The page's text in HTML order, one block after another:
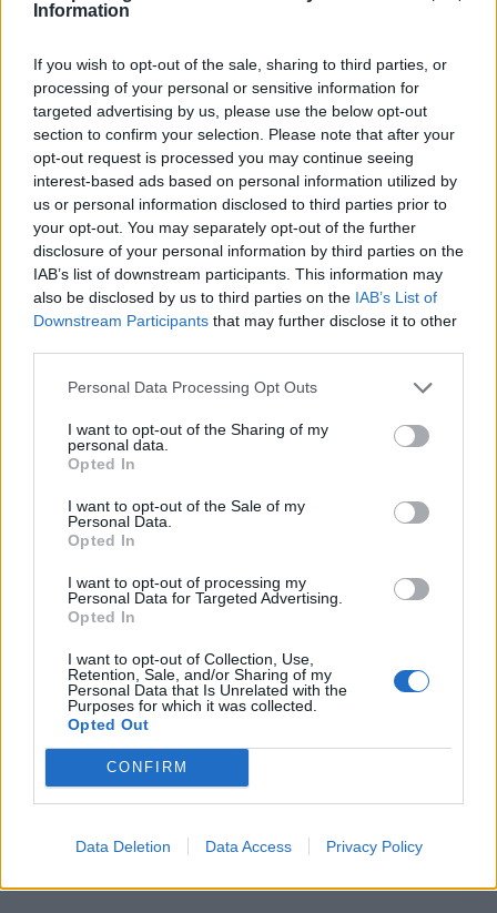
Information
If you wish to opt-out of the sale, sharing to third parties, or
processing of your personal or sensitive information for
targeted advertising by us, please use the below opt-out
section to confirm your selection. Please note that after your
opt-out request is processed you may continue seeing
interest-based ads based on personal information utilized by
us or personal information disclosed to third parties prior to
your opt-out. You may separately opt-out of the further
disclosure of your personal information by third parties on the
IAB’s list of downstream participants. This information may
also be disclosed by us to third parties on the IAB’s List of
Downstream Participants that may further disclose it to other
Personal Data Processing Opt Outs
I want to opt-out of the Sharing of my
personal data.
Opted In
I want to opt-out of the Sale of my
Personal Data.
Opted In
I want to opt-out of processing my
Personal Data for Targeted Advertising.
Opted In
I want to opt-out of Collection, Use,
Retention, Sale, and/or Sharing of my
Personal Data that Is Unrelated with the
Purposes for which it was collected.
Opted Out
CONFIRM
Data Deletion Data Access Privacy Policy
ΡΟΗ ΕΙΔΗΣΕΩΝ
ΕΙΔΗΣΕΙΣ 05 Αυγούστου 2026 20:31
ασθενοφόρα, Ογκολογική Κλινική και ανακαινισμένο
Κέντρο Υγείας
05 Αυγούστου 2026 20:01
Πώς στυτική λειτουργία και σπέρμα «πλήττονται»
από τη ζέστη – Μέτρα προστασίας στις διακοπές
ΕΙΔΗΣΕΙΣ 05 Αυγούστου 2026 19:31
Γλυφάδα: Επιχείρηση διάσωσης 45χρονου που
παρασύρθηκε στα ανοιχτά